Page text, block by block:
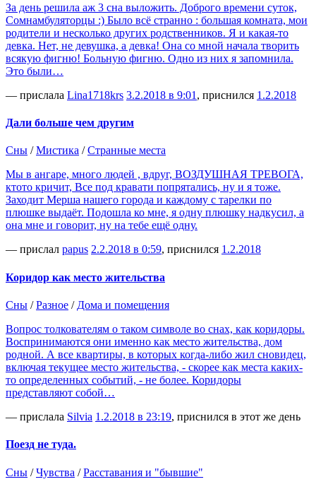
За день решила аж 3 сна выложить. Доброго времени суток,
Сомнамбуляторцы :) Было всё странно : большая комната, мои
родители и несколько других родственников. Я и какая-то
девка. Нет, не девушка, а девка! Она со мной начала творить
всякую фигню! Больную фигню. Одно из них я запомнила.
Это были…
— прислала Lina1718krs 3.2.2018 в 9:01 , приснился 1.2.2018
Дали больше чем другим
Сны /Мистика /Странные места
Мы в ангаре, много людей , вдруг, ВОЗДУШНАЯ ТРЕВОГА,
ктото кричит, Все под кравати попрятались, ну и я тоже.
Заходит Мерша нашего города и каждому с тарелки по
плюшке выдаёт. Подошла ко мне, я одну плюшку надкусил, а
она мне и говорит, ну на тебе ещё одну.
— прислал papus 2.2.2018 в 0:59, приснился 1.2.2018
Коридор как место жительства
Сны /Разное / Дома и помещения
Вопрос толкователям о таком символе во снах, как коридоры.
Воспринимаются они именно как место жительства, дом
родной. А все квартиры, в которых когда-либо жил сновидец,
включая текущее место жительства, - скорее как места каких-
то определенных событий, - не более. Коридоры
представляют собой…
— прислала Silvia 1.2.2018 в 23:19, приснился в этот же день
Поезд не туда.
Сны /Чувства /Расставания и "бывшие"